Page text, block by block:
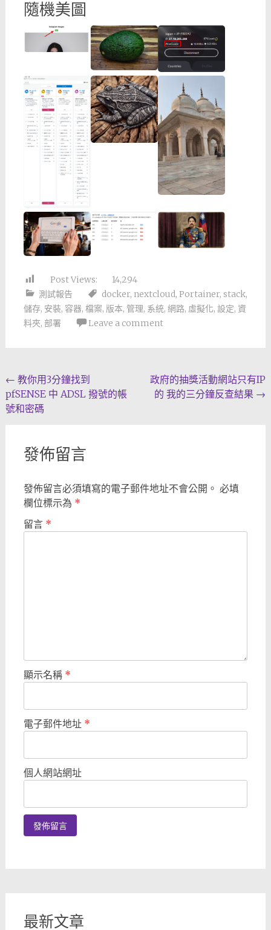
隨機美圖
Post Views:
14,294
測試報告
docker, nextcloud, Portainer, stack,
儲存, 安裝, 容器, 檔案, 版本, 管理, 系統, 網路, 虛擬化, 設定, 資
料夾, 部署 Leave a comment
Post
navigation
← 教你用3分鐘找到
pfSENSE 中 ADSL 撥號的帳
號和密碼
政府的抽獎活動網站只有IP
的 我的三分鐘反查結果 →
發佈留言
發佈留言必須填寫的電子郵件地址不會公開。 必填
欄位標示為 *
留言 *
顯示名稱 *
電子郵件地址 *
個人網站網址
最新文章